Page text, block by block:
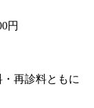
円
再診料ともに